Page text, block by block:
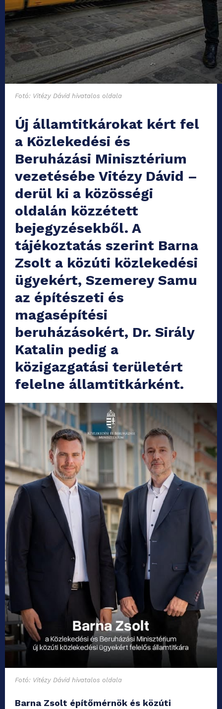
Fotó: Vitézy Dávid hivatalos oldala
Új államtitkárokat kért fel
a Közlekedési és
Beruházási Minisztérium
vezetésébe Vitézy Dávid –
derül ki a közösségi
oldalán közzétett
bejegyzésekből. A
tájékoztatás szerint Barna
Zsolt a közúti közlekedési
ügyekért, Szemerey Samu
az építészeti és
magasépítési
beruházásokért, Dr. Sirály
Katalin pedig a
közigazgatási területért
felelne államtitkárként.
Fotó: Vitézy Dávid hivatalos oldala
Barna Zsolt építőmérnök és közúti